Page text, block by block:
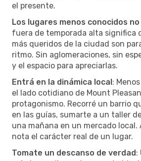
el presente.
Los lugares menos conocidos
fuera de temporada alta significa
más queridos de la ciudad son
ritmo. Sin aglomeraciones, sin
y el espacio para apreciarlas.
Entrá en la dinámica local:
el lado cotidiano de Mount
protagonismo. Recorré un barrio
en las guías, sumarte a un taller
una mañana en un mercado local.
nota el carácter real de un lugar.
Tomate un descanso de verdad: